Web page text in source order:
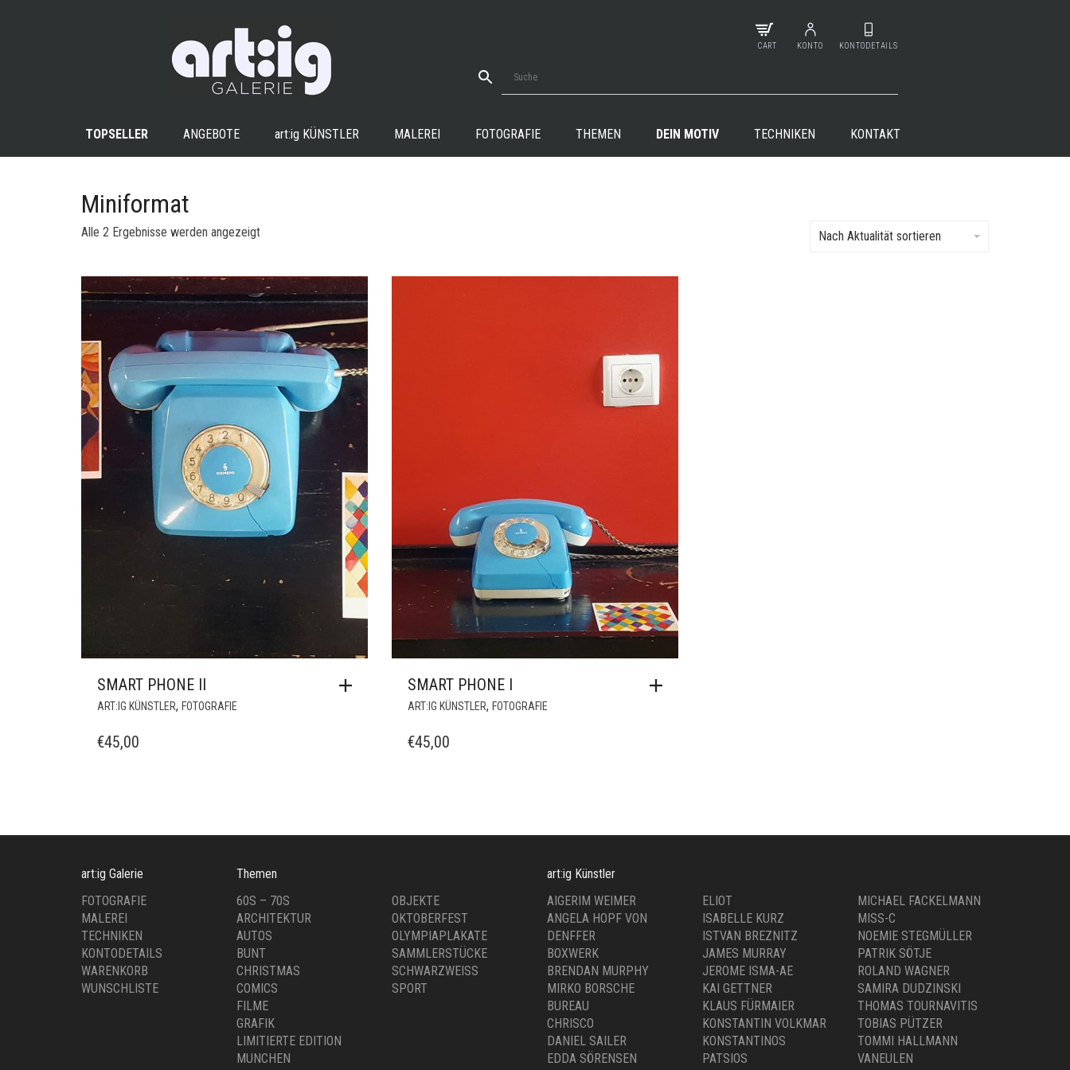
CART KONTO KONTODETAILS
TOPSELLER ANGEBOTE art:ig KÜNSTLER MALEREI FOTOGRAFIE THEMEN DEIN MOTIV TECHNIKEN KONTAKT
Miniformat
Alle 2 Ergebnisse werden angezeigtNach
Nach Aktualität sortieren
SMART PHONE II
ART:IG KÜNSTLER, FOTOGRAFIE
€45,00
SMART PHONE I
ART:IG KÜNSTLER, FOTOGRAFIE
€45,00
art:ig Galerie
FOTOGRAFIE
MALEREI
TECHNIKEN
KONTODETAILS
WARENKORB
WUNSCHLISTE
Themen
60S – 70S
ARCHITEKTUR
AUTOS
BUNT
CHRISTMAS
COMICS
FILME
GRAFIK
LIMITIERTE EDITION
MUNCHEN
OBJEKTE
OKTOBERFEST
OLYMPIAPLAKATE
SAMMLERSTÜCKE
SCHWARZWEISS
SPORT
art:ig Künstler
AIGERIM WEIMER
ANGELA HOPF VON
DENFFER
BOXWERK
BRENDAN MURPHY
MIRKO BORSCHE
BUREAU
CHRISCO
DANIEL SAILER
EDDA SÖRENSEN
ELIOT
ISABELLE KURZ
ISTVAN BREZNITZ
JAMES MURRAY
JEROME ISMA-AE
KAI GETTNER
KLAUS FÜRMAIER
KONSTANTIN VOLKMAR
KONSTANTINOS
PATSIOS
MICHAEL FACKELMANN
MISS-C
NOEMIE STEGMÜLLER
PATRIK SÖTJE
ROLAND WAGNER
SAMIRA DUDZINSKI
THOMAS TOURNAVITIS
TOBIAS PÜTZER
TOMMI HALLMANN
VANEULEN